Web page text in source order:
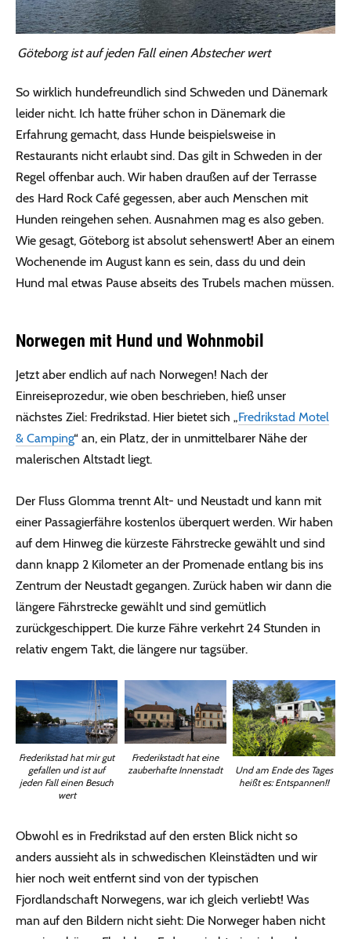
Göteborg ist auf jeden Fall einen Abstecher wert
So wirklich hundefreundlich sind Schweden und Dänemark
leider nicht. Ich hatte früher schon in Dänemark die
Erfahrung gemacht, dass Hunde beispielsweise in
Restaurants nicht erlaubt sind. Das gilt in Schweden in der
Regel offenbar auch. Wir haben draußen auf der Terrasse
des Hard Rock Café gegessen, aber auch Menschen mit
Hunden reingehen sehen. Ausnahmen mag es also geben.
Wie gesagt, Göteborg ist absolut sehenswert! Aber an einem
Wochenende im August kann es sein, dass du und dein
Hund mal etwas Pause abseits des Trubels machen müssen.
Norwegen mit Hund und Wohnmobil
Jetzt aber endlich auf nach Norwegen! Nach der
Einreiseprozedur, wie oben beschrieben, hieß unser
nächstes Ziel: Fredrikstad. Hier bietet sich „Fredrikstad Motel
& Camping“ an, ein Platz, der in unmittelbarer Nähe der
malerischen Altstadt liegt.
Der Fluss Glomma trennt Alt- und Neustadt und kann mit
einer Passagierfähre kostenlos überquert werden. Wir haben
auf dem Hinweg die kürzeste Fährstrecke gewählt und sind
dann knapp 2 Kilometer an der Promenade entlang bis ins
Zentrum der Neustadt gegangen. Zurück haben wir dann die
längere Fährstrecke gewählt und sind gemütlich
zurückgeschippert. Die kurze Fähre verkehrt 24 Stunden in
relativ engem Takt, die längere nur tagsüber.
Frederikstad hat mir gut
gefallen und ist auf
jeden Fall einen Besuch
wert
Frederikstadt hat eine
zauberhafte Innenstadt
Und am Ende des Tages
heißt es: Entspannen!!
Obwohl es in Fredrikstad auf den ersten Blick nicht so
anders aussieht als in schwedischen Kleinstädten und wir
hier noch weit entfernt sind von der typischen
Fjordlandschaft Norwegens, war ich gleich verliebt! Was
man auf den Bildern nicht sieht: Die Norweger haben nicht